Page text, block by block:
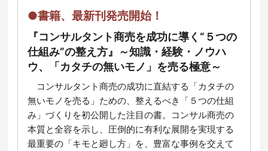
●書籍、最新刊発売開始！
『コンサルタント商売を成功に導く“５つの
仕組み”の整え方』～知識・経験・ノウハ
ウ、「カタチの無いモノ」を売る極意～
コ ンサルタント商売の成功に直結する「カタチの
無いモノを売る」ための、整えるべき「５つの仕組
み」づくりを初公開した注目の書。コンサル商売の
本質と全容を示し、圧倒的に有利な展開を実現する
最重要の「キモと廻し方」を、豊富な事例を交えて